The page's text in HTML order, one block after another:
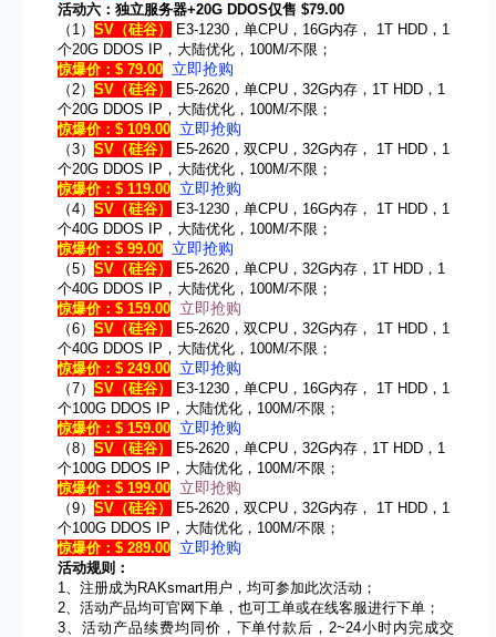
活动六：独立服务器+20G DDOS仅售 $79.00
（1） SV （硅谷）
E3-1230，单CPU，16G内存， 1T HDD，1
个20G DDOS IP，大陆优化，100M/不限；
惊爆价：$ 79.00 立即抢购
（2） SV （硅谷）
E5-2620，单CPU，32G内存，1T HDD，1
个20G DDOS IP，大陆优化，100M/不限；
惊爆价：$ 109.00 立即抢购
（3） SV （硅谷）
E5-2620，双CPU，32G内存， 1T HDD，1
个20G DDOS IP，大陆优化，100M/不限；
惊爆价：$ 119.00 立即抢购
（4） SV （硅谷）
E3-1230，单CPU，16G内存， 1T HDD，1
个40G DDOS IP，大陆优化，100M/不限；
惊爆价：$ 99.00 立即抢购
（5） SV （硅谷）
E5-2620，单CPU，32G内存，1T HDD，1
个40G DDOS IP，大陆优化，100M/不限；
惊爆价：$ 159.00 立即抢购
（6） SV （硅谷）
E5-2620，双CPU，32G内存， 1T HDD，1
个40G DDOS IP，大陆优化，100M/不限；
惊爆价：$ 249.00 立即抢购
（7） SV （硅谷）
E3-1230，单CPU，16G内存， 1T HDD，1
个100G DDOS IP，大陆优化，100M/不限；
惊爆价：$ 159.00 立即抢购
（8） SV （硅谷）
E5-2620，单CPU，32G内存，1T HDD，1
个100G DDOS IP，大陆优化，100M/不限；
惊爆价：$ 199.00 立即抢购
（9） SV （硅谷）
E5-2620，双CPU，32G内存， 1T HDD，1
个100G DDOS IP，大陆优化，100M/不限；
惊爆价：$ 289.00 立即抢购
活动规则：
1、注册成为RAKsmart用户，均可参加此次活动；
2、活动产品均可官网下单，也可工单或在线客服进行下单；
3、活动产品续费均同价，下单付款后，2~24小时内完成交